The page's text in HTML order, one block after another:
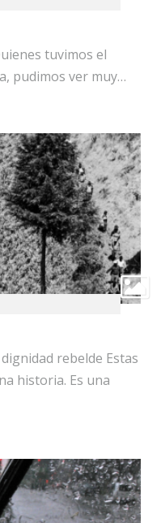
tuvimos el
pudimos ver muy…
rebelde Estas
historia. Es una